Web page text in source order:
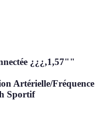
¿¿¿,1,57""
Artérielle/Fréquence
Sportif